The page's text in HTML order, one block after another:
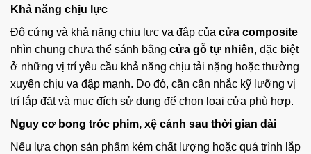
Khả năng chịu lực
Độ cứng và khả năng chịu lực va đập của cửa composite
nhìn chung chưa thể sánh bằng cửa gỗ tự nhiên, đặc biệt
ở những vị trí yêu cầu khả năng chịu tải nặng hoặc thường
xuyên chịu va đập mạnh. Do đó, cần cân nhắc kỹ lưỡng vị
trí lắp đặt và mục đích sử dụng để chọn loại cửa phù hợp.
Nguy cơ bong tróc phim, xệ cánh sau thời gian dài
Nếu lựa chọn sản phẩm kém chất lượng hoặc quá trình lắp